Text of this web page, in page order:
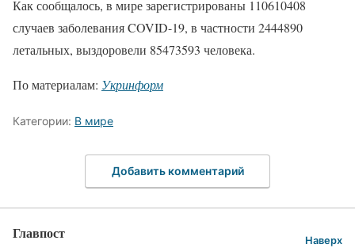
Как сообщалось, в мире зарегистрированы 110610408
случаев заболевания COVID-19, в частности 2444890
летальных, выздоровели 85473593 человека.
По материалам: Укринформ
Категории: В мире
Добавить комментарий
Главпост Наверх